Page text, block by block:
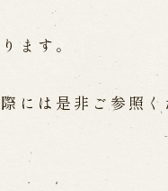
け特別公演「くにうみ」
がり
ます。
には是非ご参照く